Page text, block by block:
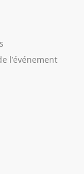
l’événement